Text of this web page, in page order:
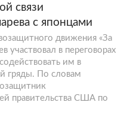
связи
с японцами
движения «За
участвовал в переговорах
им в
гряды. По словам
правительства США по